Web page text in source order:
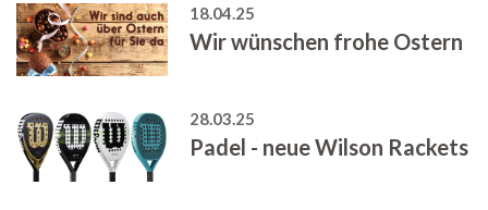
18.04.25
Wir wünschen frohe Ostern
28.03.25
Padel - neue Wilson Rackets